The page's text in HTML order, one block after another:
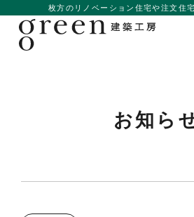
枚方のリノベーション住宅や注文住
お知ら